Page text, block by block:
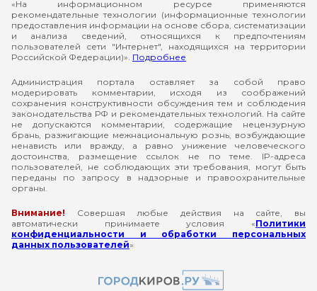
«На информационном ресурсе применяются
рекомендательные технологии (информационные технологии
предоставления информации на основе сбора, систематизации
и анализа сведений, относящихся к предпочтениям
пользователей сети "Интернет", находящихся на территории
Российской Федерации)». Подробнее
Администрация портала оставляет за собой право
модерировать комментарии, исходя из соображений
сохранения конструктивности обсуждения тем и соблюдения
законодательства РФ и рекомендательных технологий. На сайте
не допускаются комментарии, содержащие нецензурную
брань, разжигающие межнациональную рознь, возбуждающие
ненависть или вражду, а равно унижение человеческого
достоинства, размещение ссылок не по теме. IP-адреса
пользователей, не соблюдающих эти требования, могут быть
переданы по запросу в надзорные и правоохранительные
органы.
Внимание! Совершая любые действия на сайте, вы
автоматически принимаете условия «Политики
конфиденциальности и обработки персональных
данных пользователей»